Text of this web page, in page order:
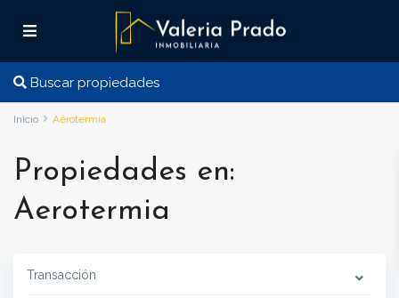
Buscar propiedades
Inicio Aerotermia
Propiedades en:
Aerotermia
Transacción